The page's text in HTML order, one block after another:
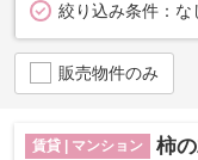
絞り込み条件： な
販売物件のみ
賃貸 | マンション 柿